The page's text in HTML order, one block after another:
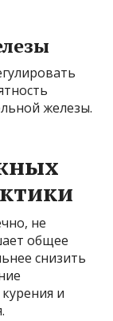
железы.
не
общее
снизить
и